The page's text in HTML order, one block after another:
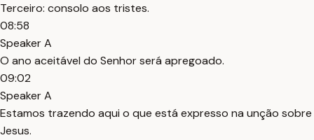
Terceiro: consolo aos tristes.
08:58
Speaker A
O ano aceitável do Senhor será apregoado.
09:02
Speaker A
Estamos trazendo aqui o que está expresso na unção sobre
Jesus.